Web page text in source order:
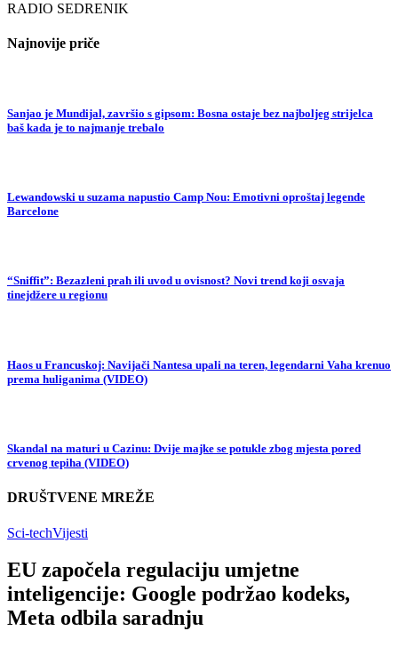
RADIO SEDRENIK
Najnovije priče
Sanjao je Mundijal, završio s gipsom: Bosna ostaje bez najboljeg strijelca
baš kada je to najmanje trebalo
Lewandowski u suzama napustio Camp Nou: Emotivni oproštaj legende
Barcelone
“Sniffit”: Bezazleni prah ili uvod u ovisnost? Novi trend koji osvaja
tinejdžere u regionu
Haos u Francuskoj: Navijači Nantesa upali na teren, legendarni Vaha krenuo
prema huliganima (VIDEO)
Skandal na maturi u Cazinu: Dvije majke se potukle zbog mjesta pored
crvenog tepiha (VIDEO)
DRUŠTVENE MREŽE
Sci-techVijesti
EU započela regulaciju umjetne
inteligencije: Google podržao kodeks,
Meta odbila saradnju